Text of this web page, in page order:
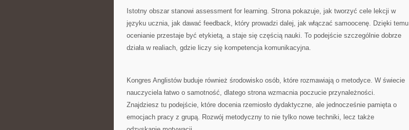
Istotny obszar stanowi assessment for learning. Strona pokazuje, jak tworzyć cele lekcji w
języku ucznia, jak dawać feedback, który prowadzi dalej, jak włączać samoocenę. Dzięki temu
ocenianie przestaje być etykietą, a staje się częścią nauki. To podejście szczególnie dobrze
działa w realiach, gdzie liczy się kompetencja komunikacyjna.
Kongres Anglistów buduje również środowisko osób, które rozmawiają o metodyce. W świecie
nauczyciela łatwo o samotność, dlatego strona wzmacnia poczucie przynależności.
Znajdziesz tu podejście, które docenia rzemiosło dydaktyczne, ale jednocześnie pamięta o
emocjach pracy z grupą. Rozwój metodyczny to nie tylko nowe techniki, lecz także